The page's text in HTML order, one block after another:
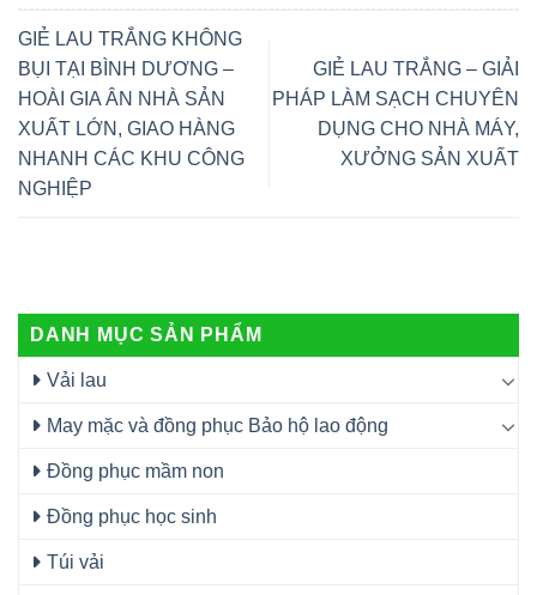
GIẺ LAU TRẮNG KHÔNG
BỤI TẠI BÌNH DƯƠNG –
HOÀI GIA ÂN NHÀ SẢN
XUẤT LỚN, GIAO HÀNG
NHANH CÁC KHU CÔNG
NGHIỆP
GIẺ LAU TRẮNG – GIẢI
PHÁP LÀM SẠCH CHUYÊN
DỤNG CHO NHÀ MÁY,
XƯỞNG SẢN XUẤT
DANH MỤC SẢN PHẨM
Vải lau
May mặc và đồng phục Bảo hộ lao động
Đồng phục mầm non
Đồng phục học sinh
Túi vải